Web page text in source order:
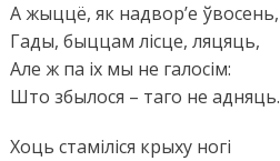
А жыццё, як надвор’е ўвосень,
Гады, быццам лісце, ляцяць,
Але ж па іх мы не галосім:
Што збылося – таго не адняць.
Хоць стаміліся крыху ногі